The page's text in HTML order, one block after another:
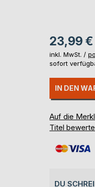
23,99 €
inkl. MwSt. /
sofort
IN DEN
Auf die
Titel
DU